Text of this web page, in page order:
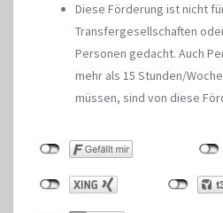
Diese Förderung ist nicht
Transfergesellschaften
Personen gedacht. Auch
mehr als 15 Stunden/
müssen, sind von diese